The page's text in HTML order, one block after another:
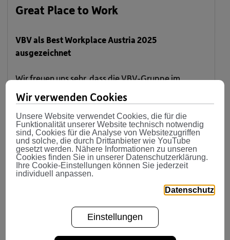
Great Place to Work
VBV als Best Workplace Austria 2025
ausgezeichnet
Wir freuen uns sehr, dass die VBV-Gruppe im
Rahmen der diesjährigen Great Place to Work®-
Befragung nicht nur erfolgreich zertifiziert wurde,
sondern auch die begehrte Auszeichnung alsBest
Workplace Austria 2025erhalten hat. Erstmals als
Gruppe angetreten, konnten wir in der Kategorie M
(Unternehmen mit 100–249 Mitarbeitenden) eine
Top-10-Platzierung erzielen – konkret den
erfreulichen 9. Platz. Dieses großartige Ergebnis ist
ein Beweis für unseren starken Zusammenhalt und
die positive Unternehmenskultur, die wir
gemeinsam gestalten.
Wir verwenden Cookies
Unsere Website verwendet Cookies, die für die
Funktionalität unserer Website technisch notwendig
sind, Cookies für die Analyse von Websitezugriffen
und solche, die durch Drittanbieter wie YouTube
gesetzt werden. Nähere Informationen zu unseren
Cookies finden Sie in unserer Datenschutzerklärung.
Ihre Cookie-Einstellungen können Sie jederzeit
individuell anpassen.
Datenschutz
Einstellungen